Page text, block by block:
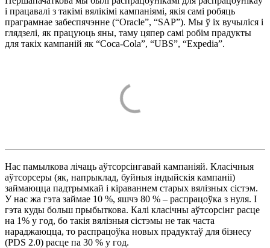
і працавалі з такімі вялікімі кампаніямі, якія самі робяць
праграмнае забеспячэнне (“Oracle”, “SAP”). Мы ў іх вучыліся і
глядзелі, як працуюць яны, таму цяпер самі робім прадукты
для такіх кампаній як “Coca-Cola”, “UBS”, “Expedia”.
Нас памылкова лічаць аўтсорсінгавай кампаніяй. Класічныя
аўтсорсеры (як, напрыклад, буйныя індыйскія кампаніі)
займаюцца падтрымкай і кіраваннем старых вялізных сістэм.
У нас жа гэта займае 10 %, яшчэ 80 % – распрацоўка з нуля. І
гэта куды больш прыбыткова. Калі класічны аўтсорсінг расце
на 1% у год, бо такія вялізныя сістэмы не так часта
нараджаюцца, то распрацоўка новых прадуктаў для бізнесу
(PDS 2.0) расце па 30 % у год.